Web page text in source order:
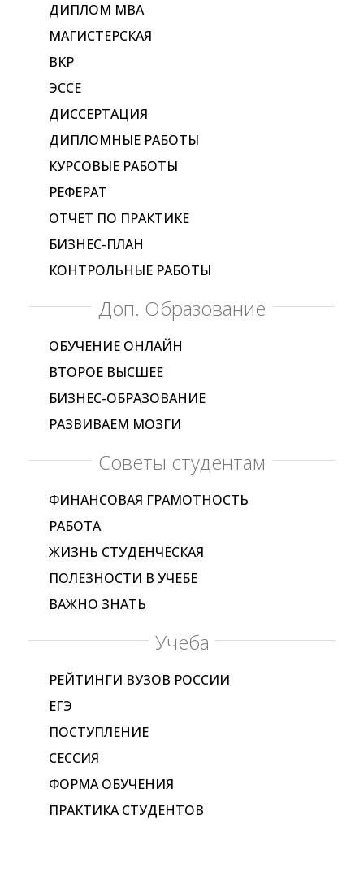
ДИПЛОМ МВА
МАГИСТЕРСКАЯ
ВКР
ЭССЕ
ДИССЕРТАЦИЯ
ДИПЛОМНЫЕ РАБОТЫ
КУРСОВЫЕ РАБОТЫ
РЕФЕРАТ
ОТЧЕТ ПО ПРАКТИКЕ
БИЗНЕС-ПЛАН
КОНТРОЛЬНЫЕ РАБОТЫ
Доп. Образование
ОБУЧЕНИЕ ОНЛАЙН
ВТОРОЕ ВЫСШЕЕ
БИЗНЕС-ОБРАЗОВАНИЕ
РАЗВИВАЕМ МОЗГИ
Советы студентам
ФИНАНСОВАЯ ГРАМОТНОСТЬ
РАБОТА
ЖИЗНЬ СТУДЕНЧЕСКАЯ
ПОЛЕЗНОСТИ В УЧЕБЕ
ВАЖНО ЗНАТЬ
Учеба
РЕЙТИНГИ ВУЗОВ РОССИИ
ЕГЭ
ПОСТУПЛЕНИЕ
СЕССИЯ
ФОРМА ОБУЧЕНИЯ
ПРАКТИКА СТУДЕНТОВ